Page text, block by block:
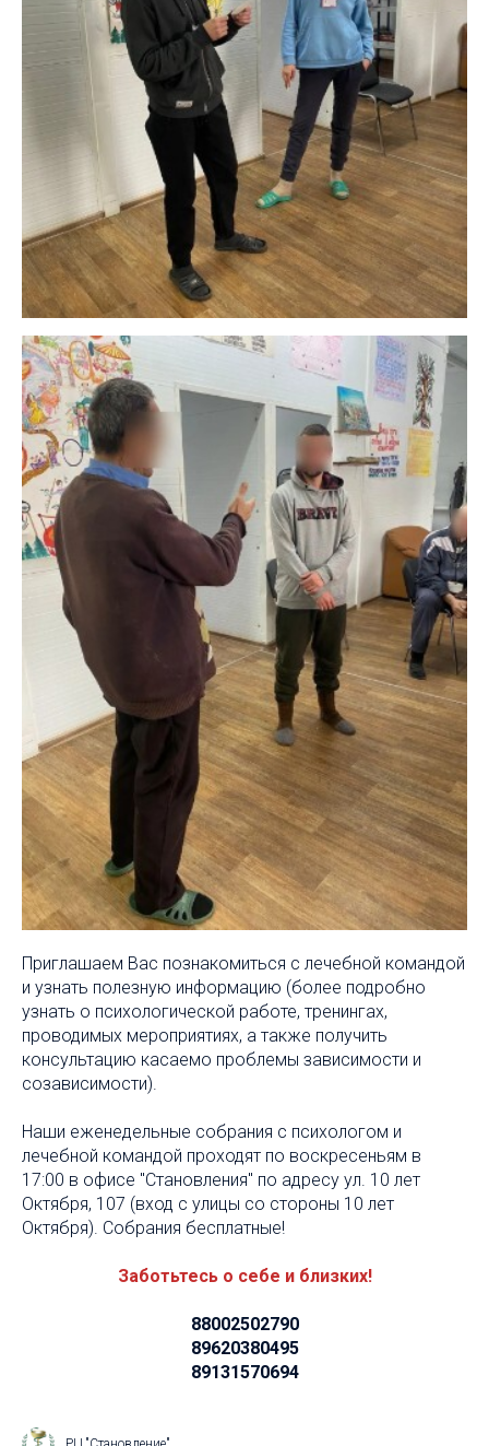
Приглашаем Вас познакомиться с лечебной командой
и узнать полезную информацию (более подробно
узнать о психологической работе, тренингах,
проводимых мероприятиях, а также получить
консультацию касаемо проблемы зависимости и
созависимости).
Наши еженедельные собрания с психологом и
лечебной командой проходят по воскресеньям в
17:00 в офисе "Становления" по адресу ул. 10 лет
Октября, 107 (вход с улицы со стороны 10 лет
Октября). Собрания бесплатные!
Заботьтесь о себе и близких!
88002502790
89620380495
89131570694